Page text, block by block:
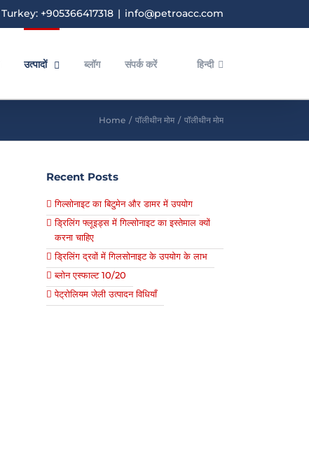
Turkey: +905366417318 | info@petroacc.com
उत्पादों ब्लॉग संपर्क करें हिन्दी
Home / पॉलीथीन मोम / पॉलीथीन मोम
Recent Posts
गिल्सोनाइट का बिटुमेन और डामर में उपयोग
ड्रिलिंग फ्लूइड्स में गिल्सोनाइट का इस्तेमाल क्यों
करना चाहिए
ड्रिलिंग द्रवों में गिलसोनाइट के उपयोग के लाभ
ब्लोन एस्फाल्ट 10/20
पेट्रोलियम जेली उत्पादन विधियाँ